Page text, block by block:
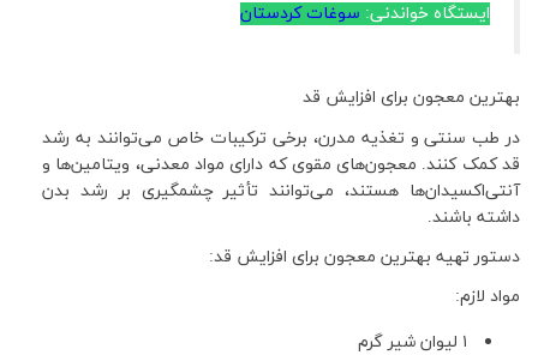
ایستگاه خواندنی: سوغات کردستان
بهترین معجون برای افزایش قد
در طب سنتی و تغذیه مدرن، برخی ترکیبات خاص می‌توانند به رشد
قد کمک کنند. معجون‌های مقوی که دارای مواد معدنی، ویتامین‌ها و
آنتی‌اکسیدان‌ها هستند، می‌توانند تأثیر چشمگیری بر رشد بدن
داشته باشند.
دستور تهیه بهترین معجون برای افزایش قد:
مواد لازم:
۱ لیوان شیر گرم